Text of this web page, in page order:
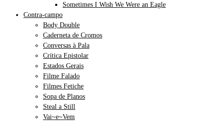
Sometimes I Wish We Were an Eagle
Contra-campo
Body Double
Caderneta de Cromos
Conversas à Pala
Crítica Epistolar
Estados Gerais
Filme Falado
Filmes Fetiche
Sopa de Planos
Steal a Still
Vai~e~Vem